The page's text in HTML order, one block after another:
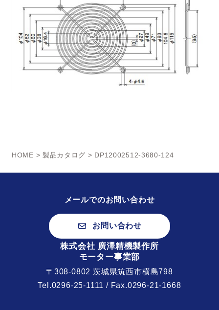
HOME > 製品カタログ > DP12002512-3680-124
メールでのお問い合わせ
お問い合わせ
株式会社 廣澤精機製作所
モーター事業部
〒308-0802 茨城県筑西市横島798
Tel.0296-25-1111 / Fax.0296-21-1668